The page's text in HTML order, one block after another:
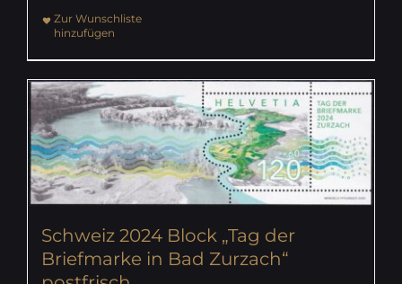
Zur Wunschliste
hinzufügen
Schweiz 2024 Block „Tag der
Briefmarke in Bad Zurzach“